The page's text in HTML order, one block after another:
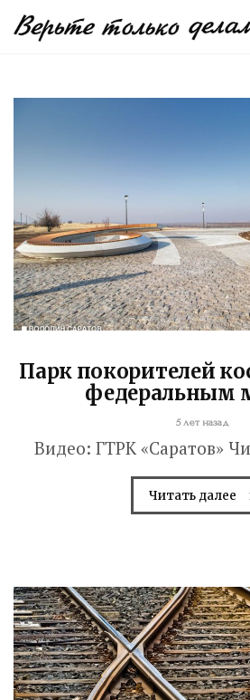
Парк покорителей
федеральным
5 лет назад
Видео: ГТРК «Саратов»
Читать далее